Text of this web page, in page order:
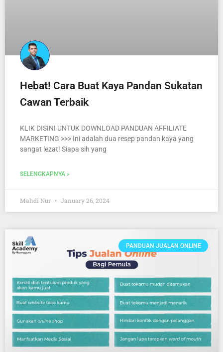
Hebat! Cara Buat Kaya Pandan Sukatan
Cawan Terbaik
KLIK DISINI UNTUK DOWNLOAD PANDUAN AFFILIATE
MARKETING >>> Ini adalah dua resep pandan kaya yang
sangat lezat! Siapa sih yang
SELENGKAPNYA »
Mahdi Nur January 26, 2024
PANDUAN JUALAN ONLINE